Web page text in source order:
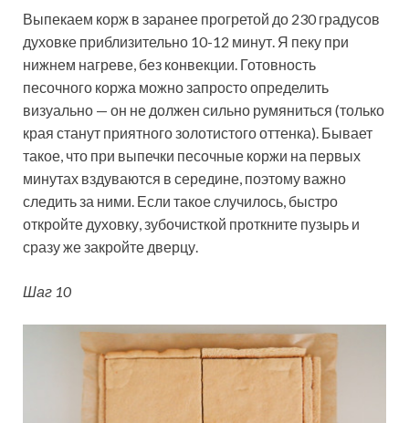
Выпекаем корж в заранее прогретой до 230 градусов
духовке приблизительно 10-12 минут. Я пеку при
нижнем нагреве, без конвекции. Готовность
песочного коржа можно запросто определить
визуально — он не должен сильно румяниться (только
края станут приятного золотистого оттенка). Бывает
такое, что при выпечки песочные коржи на первых
минутах вздуваются в середине, поэтому важно
следить за ними. Если такое случилось, быстро
откройте духовку, зубочисткой проткните пузырь и
сразу же закройте дверцу.
Шаг 10